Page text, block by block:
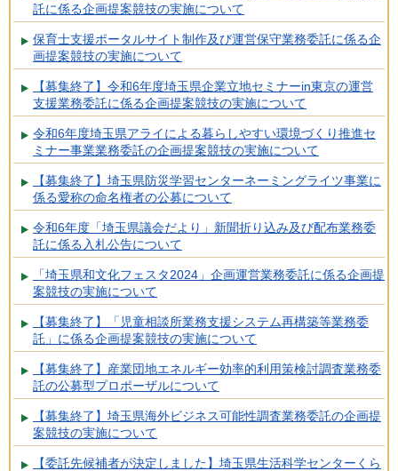
託に係る企画提案競技の実施について
保育士支援ポータルサイト制作及び運営保守業務委託に係る企
画提案競技の実施について
【募集終了】令和6年度埼玉県企業立地セミナーin東京の運営
支援業務委託に係る企画提案競技の実施について
令和6年度埼玉県アライによる暮らしやすい環境づくり推進セ
ミナー事業業務委託の企画提案競技の実施について
【募集終了】埼玉県防災学習センターネーミングライツ事業に
係る愛称の命名権者の公募について
令和6年度「埼玉県議会だより」新聞折り込み及び配布業務委
託に係る入札公告について
「埼玉県和文化フェスタ2024」企画運営業務委託に係る企画提
案競技の実施について
【募集終了】「児童相談所業務支援システム再構築等業務委
託」に係る企画提案競技の実施について
【募集終了】産業団地エネルギー効率的利用策検討調査業務委
託の公募型プロポーザルについて
【募集終了】埼玉県海外ビジネス可能性調査業務委託の企画提
案競技の実施について
【委託先候補者が決定しました】埼玉県生活科学センターくら